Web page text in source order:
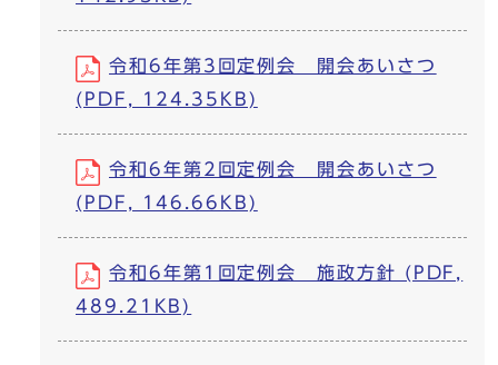
令和6年第3回定例会 開会あいさつ
(PDF, 124.35KB)
令和6年第2回定例会 開会あいさつ
(PDF, 146.66KB)
令和6年第1回定例会 施政方針 (PDF,
489.21KB)